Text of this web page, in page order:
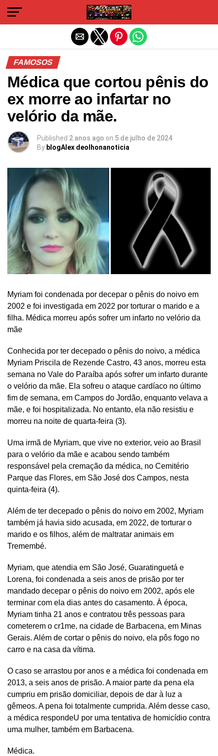
FAMOSOS
Médica que cortou pênis do
ex morre ao infartar no
velório da mãe.
Published 2 anos ago on 5 de julho de 2024
By blogAlex deolhonanoticia
Myriam foi condenada por decepar o pênis do noivo em
2002 e foi investigada em 2022 por torturar o marido e a
filha. Médica morreu após sofrer um infarto no velório da
mãe
Conhecida por ter decepado o pênis do noivo, a médica
Myriam Priscila de Rezende Castro, 43 anos, morreu esta
semana no Vale do Paraíba após sofrer um infarto durante
o velório da mãe. Ela sofreu o ataque cardíaco no último
fim de semana, em Campos do Jordão, enquanto velava a
mãe, e foi hospitalizada. No entanto, ela não resistiu e
morreu na noite de quarta-feira (3).
Uma irmã de Myriam, que vive no exterior, veio ao Brasil
para o velório da mãe e acabou sendo também
responsável pela cremação da médica, no Cemitério
Parque das Flores, em São José dos Campos, nesta
quinta-feira (4).
Além de ter decepado o pênis do noivo em 2002, Myriam
também já havia sido acusada, em 2022, de torturar o
marido e os filhos, além de maltratar animais em
Tremembé.
Myriam, que atendia em São José, Guaratinguetá e
Lorena, foi condenada a seis anos de prisão por ter
mandado decepar o pênis do noivo em 2002, após ele
terminar com ela dias antes do casamento. À época,
Myriam tinha 21 anos e contratou três pessoas para
cometerem o cr1me, na cidade de Barbacena, em Minas
Gerais. Além de cortar o pênis do noivo, ela pôs fogo no
carro e na casa da vítima.
O caso se arrastou por anos e a médica foi condenada em
2013, a seis anos de prisão. A maior parte da pena ela
cumpriu em prisão domiciliar, depois de dar à luz a
gêmeos. A pena foi totalmente cumprida. Além desse caso,
a médica respondeU por uma tentativa de homicídio contra
uma mulher, também em Barbacena.
Médica.
Sair da versão mobile